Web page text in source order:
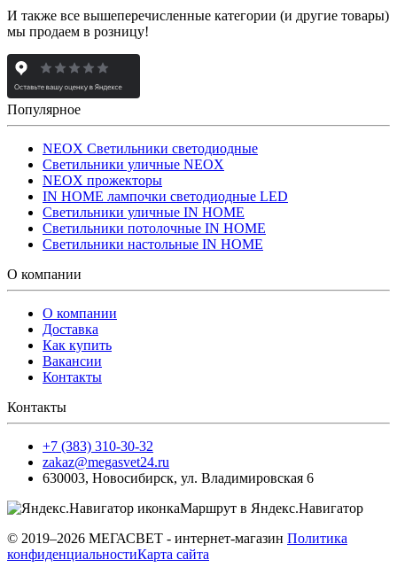
И также все вышеперечисленные категории (и другие товары)
мы продаем в розницу!
Популярное
NEOX Светильники светодиодные
Светильники уличные NEOX
NEOX прожекторы
IN HOME лампочки светодиодные LED
Светильники уличные IN HOME
Светильники потолочные IN HOME
Светильники настольные IN HOME
О компании
О компании
Доставка
Как купить
Вакансии
Контакты
Контакты
+7 (383) 310-30-32
zakaz@megasvet24.ru
630003, Новосибирск, ул. Владимировская 6
Маршрут в Яндекс.Навигатор
© 2019–2026 МЕГАСВЕТ - интернет-магазин Политика
конфиденциальностиКарта сайта